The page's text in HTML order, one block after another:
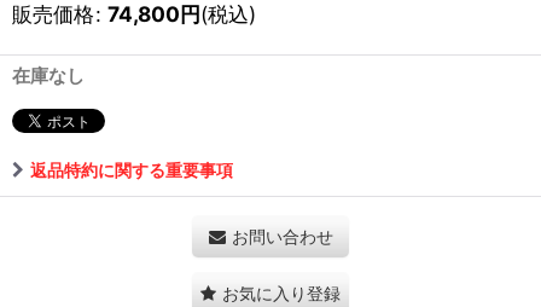
販売価格: 74,800円(税込)
在庫なし
返品特約に関する重要事項
お問い合わせ
お気に入り登録